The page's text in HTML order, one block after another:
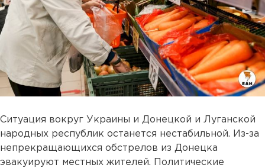
Ситуация вокруг Украины и Донецкой и Луганской
народных республик останется нестабильной. Из-за
непрекращающихся обстрелов из Донецка
эвакуируют местных жителей. Политические